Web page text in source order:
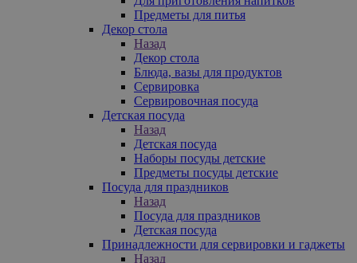
Предметы для питья
Декор стола
Назад
Декор стола
Блюда, вазы для продуктов
Сервировка
Сервировочная посуда
Детская посуда
Назад
Детская посуда
Наборы посуды детские
Предметы посуды детские
Посуда для праздников
Назад
Посуда для праздников
Детская посуда
Принадлежности для сервировки и гаджеты
Назад